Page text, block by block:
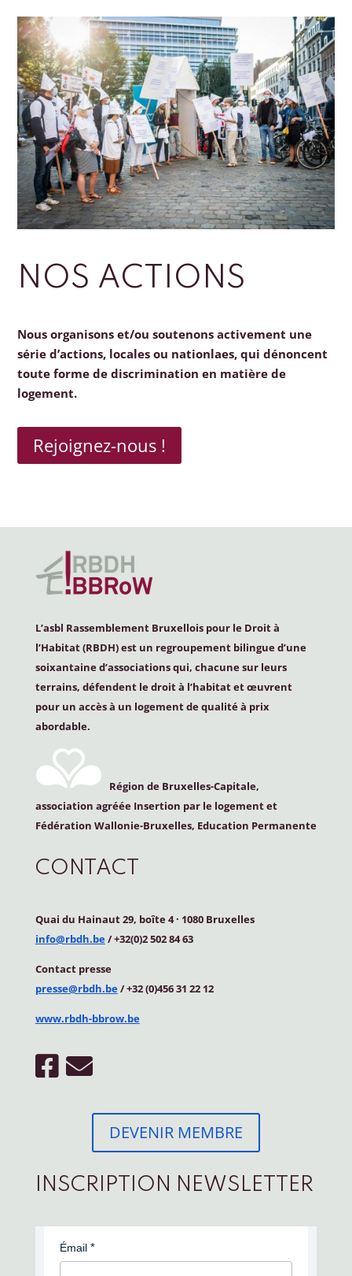
NOS ACTIONS
Nous organisons et/ou soutenons activement une
série d’actions, locales ou nationlaes, qui dénoncent
toute forme de discrimination en matière de
logement.
Rejoignez-nous !
L’asbl Rassemblement Bruxellois pour le Droit à
l’Habitat (RBDH) est un regroupement bilingue d’une
soixantaine d’associations qui, chacune sur leurs
terrains, défendent le droit à l’habitat et œuvrent
pour un accès à un logement de qualité à prix
abordable.
Région de Bruxelles-Capitale,
association agréée Insertion par le logement et
Fédération Wallonie-Bruxelles, Education Permanente
CONTACT
Quai du Hainaut 29, boîte 4· 1080 Bruxelles
info@rbdh.be/ +32(0)2 502 84 63
Contact presse
presse@rbdh.be/ +32 (0)456 31 22 12
www.rbdh-bbrow.be
DEVENIR MEMBRE
INSCRIPTION NEWSLETTER
Émail